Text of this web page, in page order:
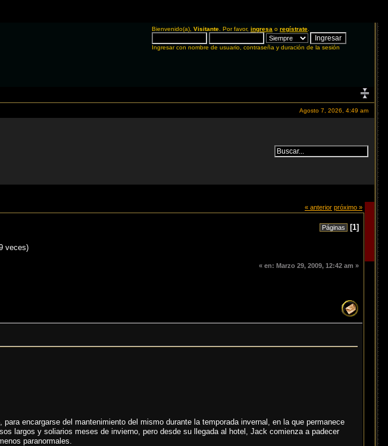
Bienvenido(a), Visitante . Por favor, ingresa o regístrate
Ingresar con nombre de usuario, contraseña y duración de la sesión
Agosto 7, 2026, 4:49 am
« anterior próximo »
Páginas [1]
veces)
« en: Marzo 29, 2009, 12:42 am »
encargarse del mantenimiento del mismo durante la temporada invernal, en la que permanece
largos y soliarios meses de invierno, pero desde su llegada al hotel, Jack comienza a padecer
paranormales.